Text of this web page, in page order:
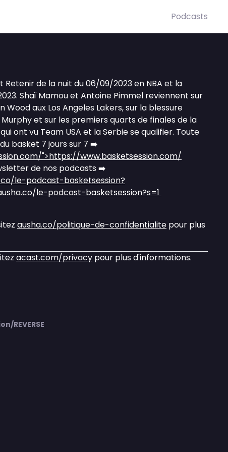
Podcasts
Retenir de la nuit du 06/09/2023 en NBA et la
Shaï Mamou et Antoine Pimmel reviennent sur
Wood aux Los Angeles Lakers, sur la blessure
et sur les premiers quarts de finales de la
ont vu Team USA et la Serbie se qualifier. Toute
basket 7 jours sur 7 ➡️
">https://www.basketsession.com/
de nos podcasts ➡️
le-podcast-basketsession?
le-podcast-basketsession?s=1
ausha.co/politique-de-confidentialite pour plus
acast.com/privacy pour plus d'informations.
REVERSE